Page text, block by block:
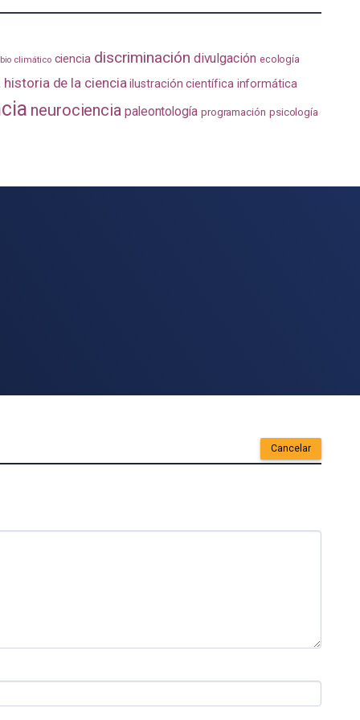
climático ciencia discriminación divulgación ecología
historia de la ciencia ilustración científica informática
neurociencia paleontología programación psicología
Cancelar